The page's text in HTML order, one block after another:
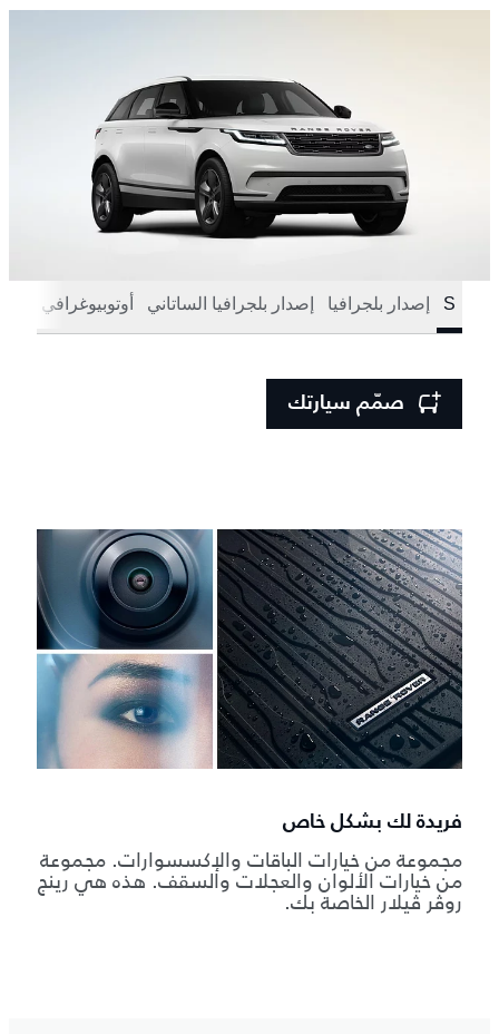
S إصدار بلجرافيا إصدار بلجرافيا الساتاني أوتوبيوغرافي
صمّم سيارتك
فريدة لك بشكل خاص
مجموعة من خيارات الباقات والإكسسوارات. مجموعة
من خيارات الألوان والعجلات والسقف. هذه هي رينج
روڤر ڤيلار الخاصة بك.